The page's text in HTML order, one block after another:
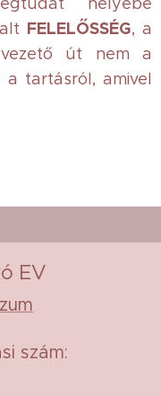
FELELŐSSÉG, a
út nem a
tartásról, amivel
EV
szám: